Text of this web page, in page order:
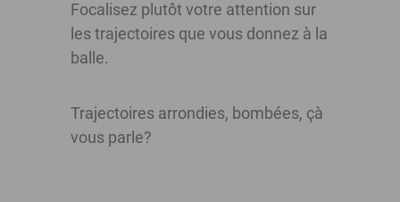
Focalisez plutôt votre attention sur
les trajectoires que vous donnez à la
balle.
Trajectoires arrondies, bombées, çà
vous parle?